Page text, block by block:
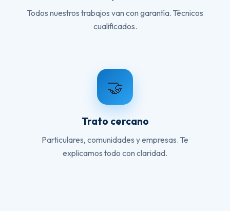
Todos nuestros trabajos van con garantía. Técnicos
cualificados.
🤝
Trato cercano
Particulares, comunidades y empresas. Te
explicamos todo con claridad.